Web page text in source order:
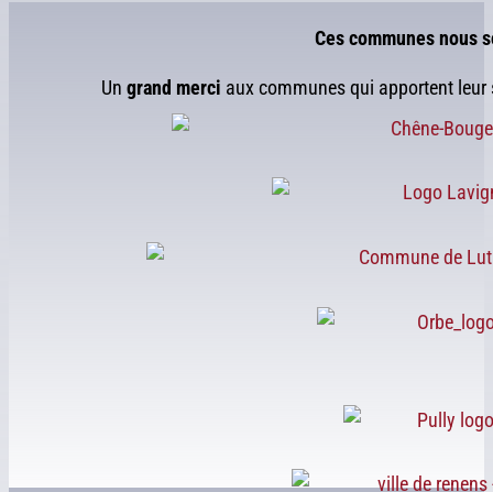
Ces communes nous
Un grand merci aux communes qui apportent leur